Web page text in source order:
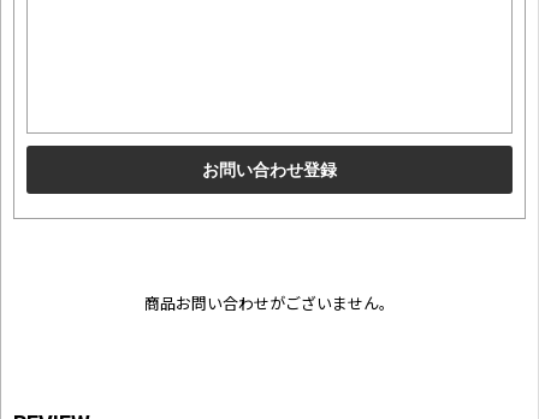
商品お問い合わせがございません。